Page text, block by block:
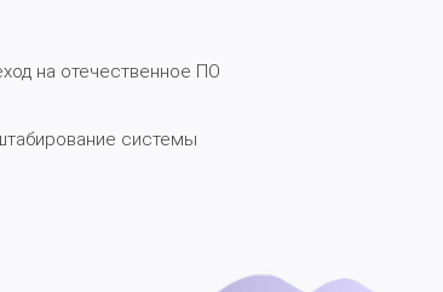
на отечественное ПО
системы